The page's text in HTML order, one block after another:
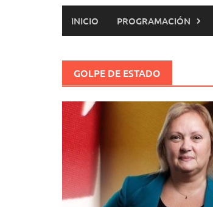
INICIO PROGRAMACIÓN
GOLPE DE ESTADO